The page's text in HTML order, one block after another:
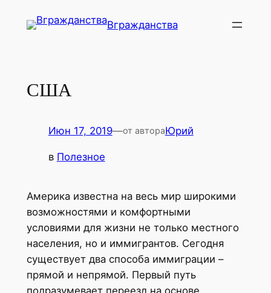
Вгражданства
США
Июн 17, 2019—от автораЮрий
в Полезное
Америка известна на весь мир широкими
возможностями и комфортными
условиями для жизни не только местного
населения, но и иммигрантов. Сегодня
существует два способа иммиграции –
прямой и непрямой. Первый путь